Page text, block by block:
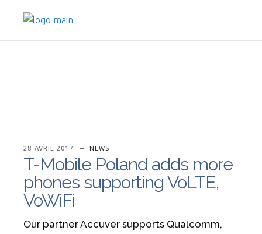
28 AVRIL 2017 NEWS
T-Mobile Poland adds more
phones supporting VoLTE,
VoWiFi
Our partner Accuver supports Qualcomm,